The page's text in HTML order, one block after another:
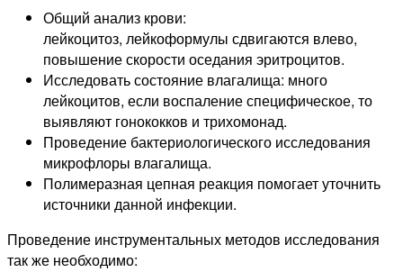
Общий анализ крови:
лейкоцитоз, лейкоформулы сдвигаются влево,
повышение скорости оседания эритроцитов.
Исследовать состояние влагалища: много
лейкоцитов, если воспаление специфическое, то
выявляют гонококков и трихомонад.
Проведение бактериологического исследования
микрофлоры влагалища.
Полимеразная цепная реакция помогает уточнить
источники данной инфекции.
Проведение инструментальных методов исследования
так же необходимо: